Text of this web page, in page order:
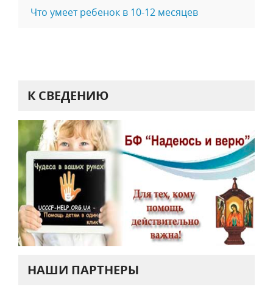
Что умеет ребенок в 10-12 месяцев
К СВЕДЕНИЮ
НАШИ ПАРТНЕРЫ